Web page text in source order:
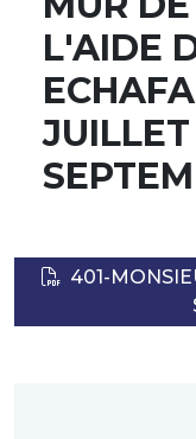
L'AIDE
401-